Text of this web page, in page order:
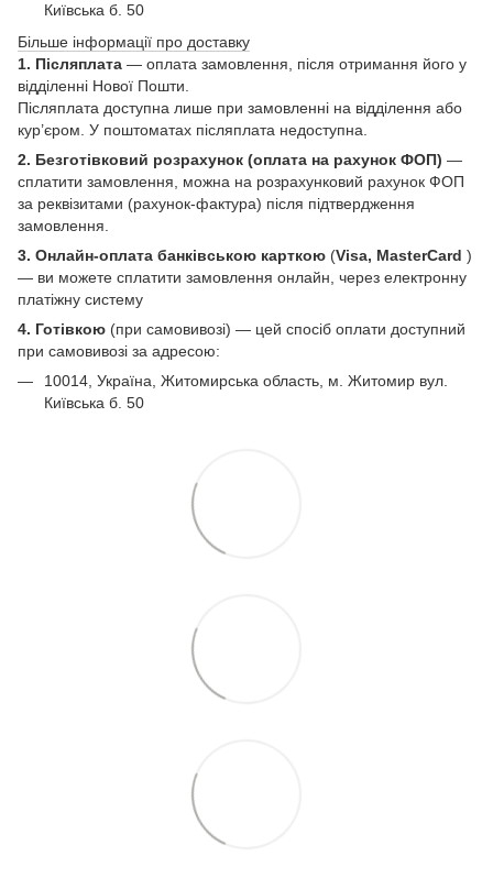
Київська б. 50
Більше інформації про доставку
1. Післяплата — оплата замовлення, після отримання його у
відділенні Нової Пошти.
Післяплата доступна лише при замовленні на відділення або
кур’єром. У поштоматах післяплата недоступна.
2. Безготівковий розрахунок (оплата на рахунок ФОП) —
сплатити замовлення, можна на розрахунковий рахунок ФОП
за реквізитами (рахунок-фактура) після підтвердження
замовлення.
3. Онлайн-оплата банківською карткою (Visa, MasterCard )
— ви можете сплатити замовлення онлайн, через електронну
платіжну систему
4. Готівкою (при самовивозі) — цей спосіб оплати доступний
при самовивозі за адресою:
10014, Україна, Житомирська область, м. Житомир вул.
Київська б. 50